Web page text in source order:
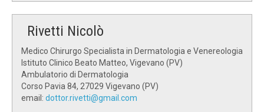
Rivetti Nicolò
Medico Chirurgo Specialista in Dermatologia e Venereologia
Istituto Clinico Beato Matteo, Vigevano (PV)
Ambulatorio di Dermatologia
Corso Pavia 84, 27029 Vigevano (PV)
email: dottor.rivetti@gmail.com